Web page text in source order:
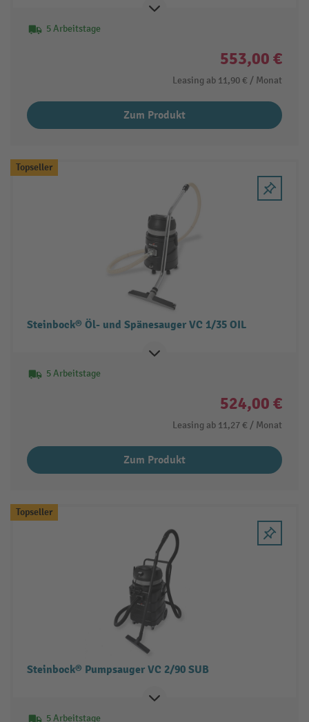
5 Arbeitstage
553,00 €
Leasing ab 11,90 € / Monat
Zum Produkt
Topseller
Steinbock® Öl- und Spänesauger VC 1/35 OIL
5 Arbeitstage
524,00 €
Leasing ab 11,27 € / Monat
Zum Produkt
Topseller
Steinbock® Pumpsauger VC 2/90 SUB
5 Arbeitstage